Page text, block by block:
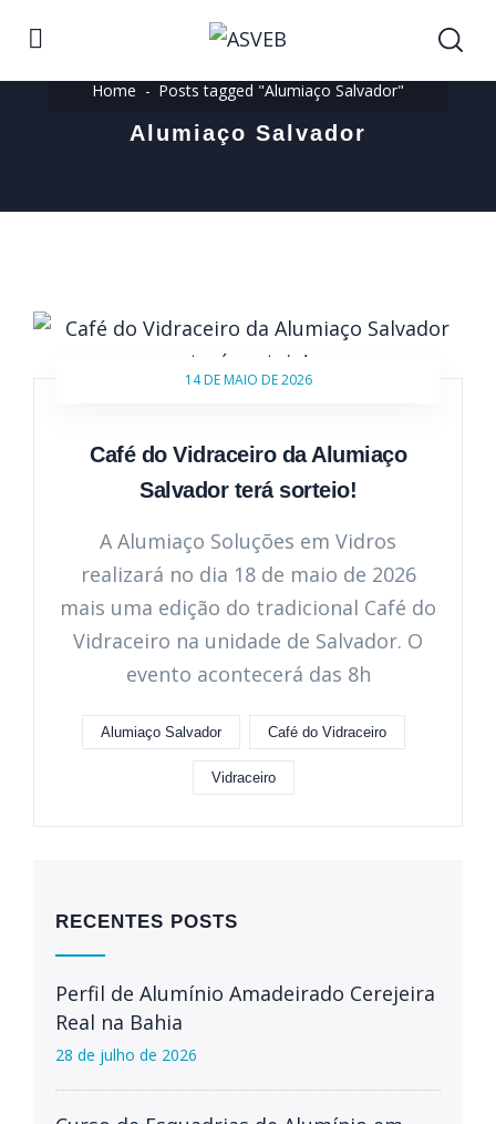
Home Posts tagged "Alumiaço Salvador"
Alumiaço Salvador
14 DE MAIO DE 2026
Café do Vidraceiro da Alumiaço
Salvador terá sorteio!
A Alumiaço Soluções em Vidros
realizará no dia 18 de maio de 2026
mais uma edição do tradicional Café do
Vidraceiro na unidade de Salvador. O
evento acontecerá das 8h
Alumiaço Salvador Café do Vidraceiro
Vidraceiro
RECENTES POSTS
Perfil de Alumínio Amadeirado Cerejeira
Real na Bahia
28 de julho de 2026